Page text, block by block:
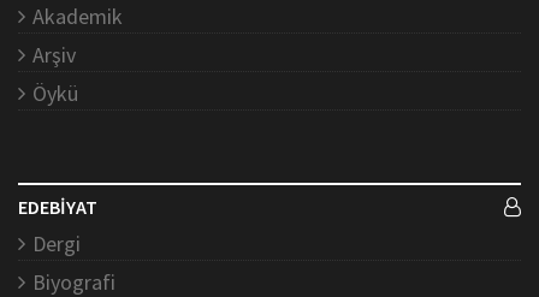
Akademik
Arşiv
Öykü
EDEBİYAT
Dergi
Biyografi